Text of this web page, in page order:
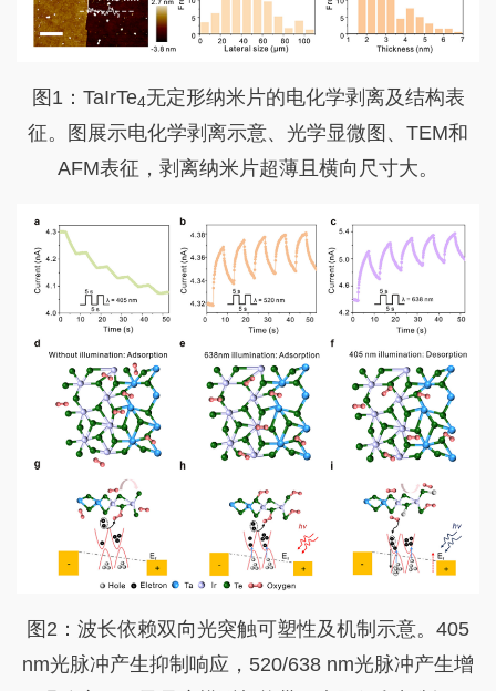
图1：TaIrTe4无定形纳米片的电化学剥离及结构表
征。图展示电化学剥离示意、光学显微图、TEM和
AFM表征，剥离纳米片超薄且横向尺寸大。
图2：波长依赖双向光突触可塑性及机制示意。405
nm光脉冲产生抑制响应，520/638 nm光脉冲产生增